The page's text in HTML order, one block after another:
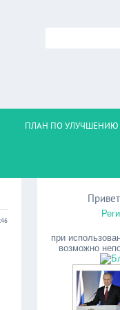
ПЛАН ПО УЛУЧШЕНИЮ
при
возможно